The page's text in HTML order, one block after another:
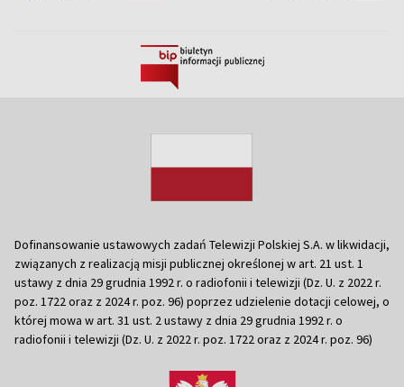
Dofinansowanie ustawowych zadań Telewizji Polskiej S.A. w likwidacji,
związanych z realizacją misji publicznej określonej w art. 21 ust. 1
ustawy z dnia 29 grudnia 1992 r. o radiofonii i telewizji (Dz. U. z 2022 r.
poz. 1722 oraz z 2024 r. poz. 96) poprzez udzielenie dotacji celowej, o
której mowa w art. 31 ust. 2 ustawy z dnia 29 grudnia 1992 r. o
radiofonii i telewizji (Dz. U. z 2022 r. poz. 1722 oraz z 2024 r. poz. 96)